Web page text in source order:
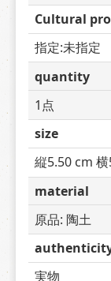
Cultural
指定:未指定
quantity
1点
size
縦5.50 cm
material
原品: 陶土
実物